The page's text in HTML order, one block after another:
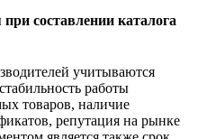
составлении каталога
учитываются
работы
товаров, наличие
репутация на рынке